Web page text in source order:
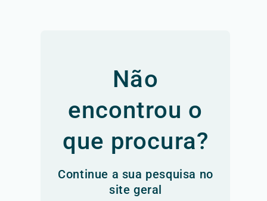
Não
encontrou o
que procura?
Continue a sua pesquisa no
site geral